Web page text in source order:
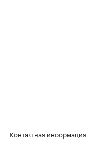
Контактная информация